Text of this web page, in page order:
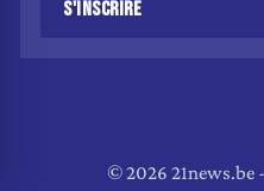
S'INSCRIRE
© 2026 21news.be